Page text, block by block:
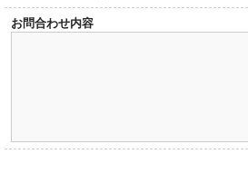
お問合わせ内容